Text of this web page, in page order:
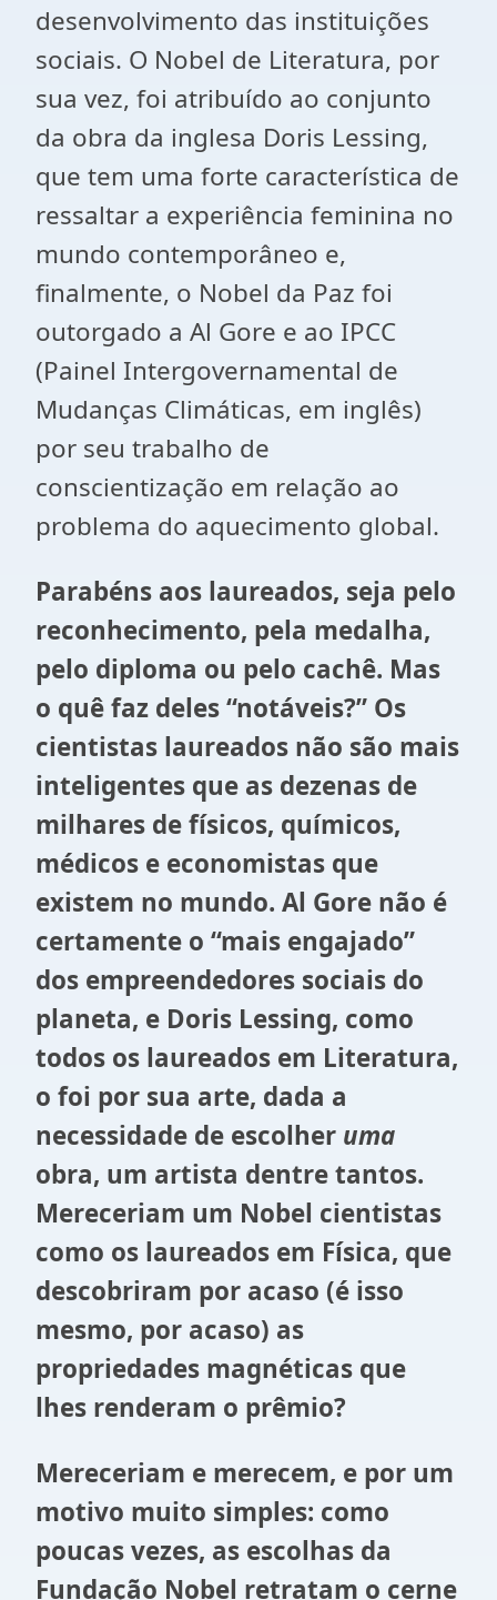
desenvolvimento das instituições
sociais. O Nobel de Literatura, por
sua vez, foi atribuído ao conjunto
da obra da inglesa Doris Lessing,
que tem uma forte característica de
ressaltar a experiência feminina no
mundo contemporâneo e,
finalmente, o Nobel da Paz foi
outorgado a Al Gore e ao IPCC
(Painel Intergovernamental de
Mudanças Climáticas, em inglês)
por seu trabalho de
conscientização em relação ao
problema do aquecimento global.
Parabéns aos laureados, seja pelo
reconhecimento, pela medalha,
pelo diploma ou pelo cachê. Mas
o quê faz deles “notáveis?” Os
cientistas laureados não são mais
inteligentes que as dezenas de
milhares de físicos, químicos,
médicos e economistas que
existem no mundo. Al Gore não é
certamente o “mais engajado”
dos empreendedores sociais do
planeta, e Doris Lessing, como
todos os laureados em Literatura,
o foi por sua arte, dada a
necessidade de escolher uma
obra, um artista dentre tantos.
Mereceriam um Nobel cientistas
como os laureados em Física, que
descobriram por acaso (é isso
mesmo, por acaso) as
propriedades magnéticas que
lhes renderam o prêmio?
Mereceriam e merecem, e por um
motivo muito simples: como
poucas vezes, as escolhas da
Fundação Nobel retratam o cerne